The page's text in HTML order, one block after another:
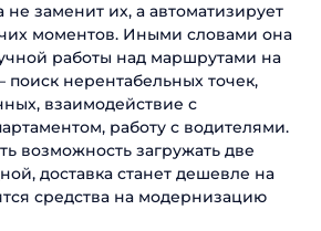
не заменит их, а автоматизирует
моментов. Иными словами она
работы над маршрутами на
поиск нерентабельных точек,
взаимодействие с
работу с водителями.
возможность загружать две
доставка станет дешевле на
средства на модернизацию